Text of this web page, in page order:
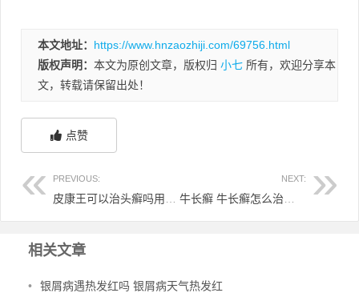
本文地址： https://www.hnzaozhiji.com/69756.html
版权声明： 本文为原创文章，版权归 小七 所有，欢迎分享本
文，转载请保留出处！
点赞
PREVIOUS: NEXT:
相关文章
• 银屑病遇热发红吗 银屑病天气热发红